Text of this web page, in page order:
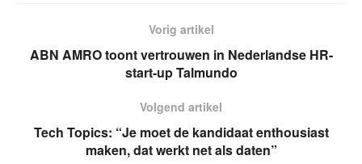
Vorig artikel
ABN AMRO toont vertrouwen in Nederlandse HR-
start-up Talmundo
Volgend artikel
Tech Topics: “Je moet de kandidaat enthousiast
maken, dat werkt net als daten”